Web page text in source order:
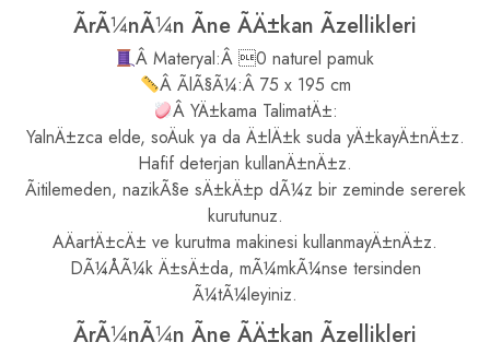
ÃrÃ¼nÃ¼n Ãne ÃÄ±kan Ãzellikleri
Â Materyal:Â 0 naturel pamuk
Â ÃlÃ§Ã¼:Â 75 x 195 cm
Â YÄ±kama TalimatÄ±:
YalnÄ±zca elde, soÄuk ya da Ä±lÄ±k suda yÄ±kayÄ±nÄ±z.
Hafif deterjan kullanÄ±nÄ±z.
Ãitilemeden, nazikÃ§e sÄ±kÄ±p dÃ¼z bir zeminde sererek
kurutunuz.
AÄartÄ±cÄ± ve kurutma makinesi kullanmayÄ±nÄ±z.
DÃ¼ÅÃ¼k Ä±sÄ±da, mÃ¼mkÃ¼nse tersinden
Ã¼tÃ¼leyiniz.
ÃrÃ¼nÃ¼n Ãne ÃÄ±kan Ãzellikleri